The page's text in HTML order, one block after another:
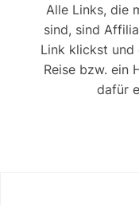
Alle Links, die
sind, sind
Link klickst
Reise bzw. ein
dafür